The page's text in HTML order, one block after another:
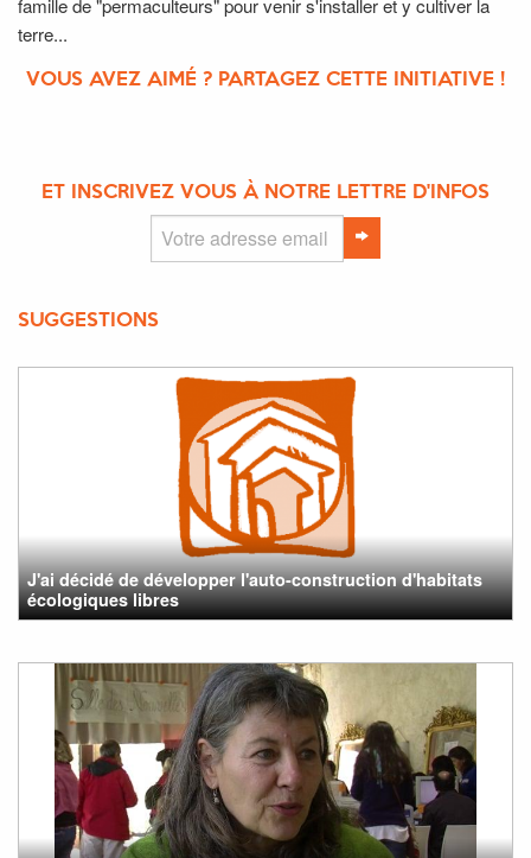
famille de "permaculteurs" pour venir s'installer et y cultiver la
terre...
VOUS AVEZ AIMÉ ? PARTAGEZ CETTE INITIATIVE !
ET INSCRIVEZ VOUS À NOTRE LETTRE D'INFOS
SUGGESTIONS
J'ai décidé de développer l'auto-construction d'habitats
écologiques libres